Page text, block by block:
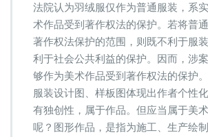
法院认为羽绒服仅作为普通服装，系
术作品受到著作权法的保护。若将普
著作权法保护的范围，则既不利于服
利于社会公共利益的保护。因而，涉
够作为美术作品受到著作权法的保护
服装设计图、样板图体现出作者个性
有独创性，属于作品。但应当属于美
呢？图形作品，是指为施工、生产绘